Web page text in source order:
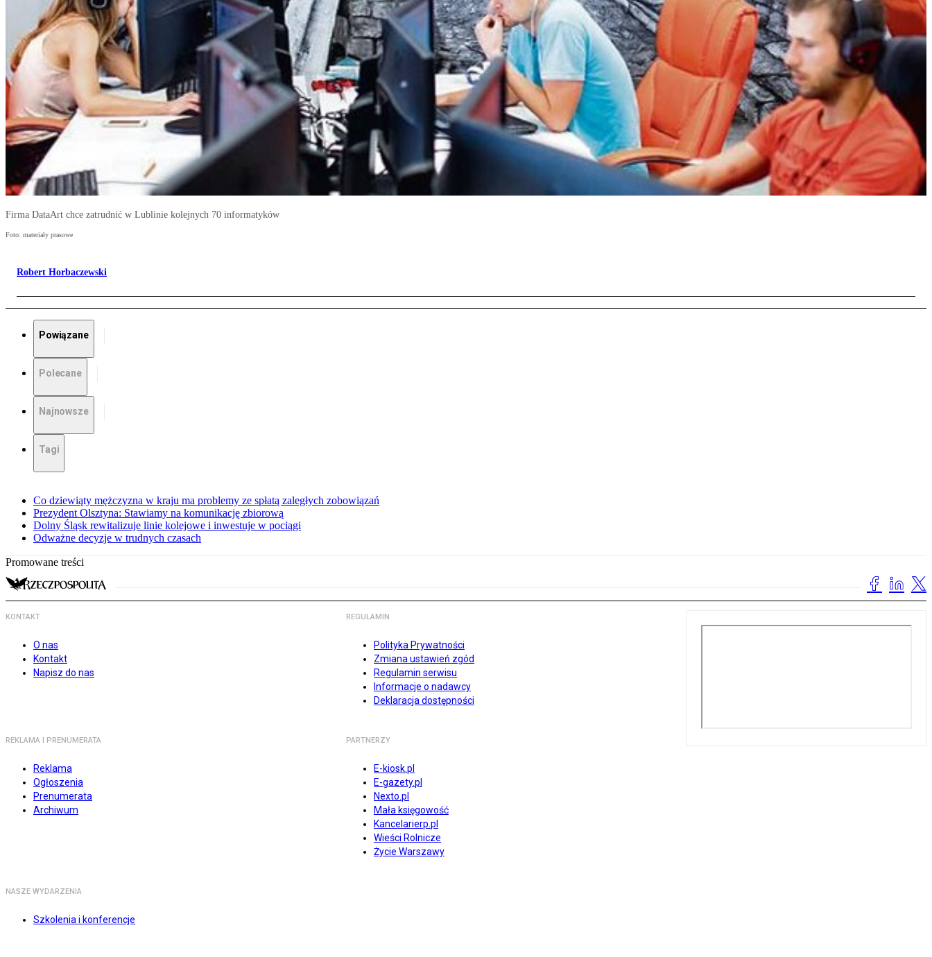
Firma DataArt chce zatrudnić w Lublinie kolejnych 70 informatyków
Foto: materiały prasowe
Robert Horbaczewski
Powiązane
Polecane
Najnowsze
Tagi
Co dziewiąty mężczyzna w kraju ma problemy ze spłatą zaległych zobowiązań
Prezydent Olsztyna: Stawiamy na komunikację zbiorową
Dolny Śląsk rewitalizuje linie kolejowe i inwestuje w pociągi
Odważne decyzje w trudnych czasach
Promowane treści
KONTAKT
O nas
Kontakt
Napisz do nas
REGULAMIN
Polityka Prywatności
Zmiana ustawień zgód
Regulamin serwisu
Informacje o nadawcy
Deklaracja dostępności
REKLAMA I PRENUMERATA
Reklama
Ogłoszenia
Prenumerata
Archiwum
PARTNERZY
E-kiosk.pl
E-gazety.pl
Nexto.pl
Mała księgowość
Kancelarierp.pl
Wieści Rolnicze
Życie Warszawy
NASZE WYDARZENIA
Szkolenia i konferencje